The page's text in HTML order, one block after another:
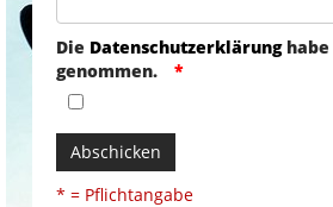
Die Datenschutzerklärunghabe
genommen.
Abschicken
* = Pflichtangabe